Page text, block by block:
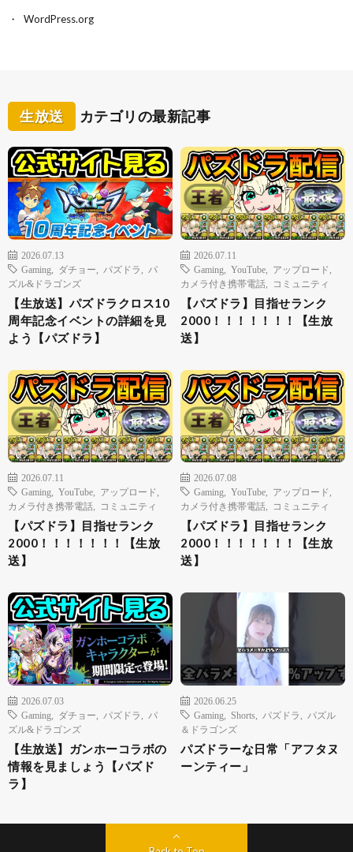
WordPress.org
生放送 カテゴリの最新記事
2026.07.13
Gaming
ダチョー パズドラ
パ
ズル&ドラゴンズ
【生放送】パズドラクロス10
周年記念イベントの詳細を見
よう【パズドラ】
2026.07.11
Gaming
YouTube アップロード
カメラ付き携帯電話
コミュニティ
【パズドラ】目指せランク
2000！！！！！！！【生放
送】
2026.07.11
Gaming
YouTube アップロード
カメラ付き携帯電話
コミュニティ
【パズドラ】目指せランク
2000！！！！！！！【生放
送】
2026.07.08
Gaming
YouTube アップロード
カメラ付き携帯電話
コミュニティ
【パズドラ】目指せランク
2000！！！！！！！【生放
送】
2026.07.03
Gaming
ダチョー パズドラ
パ
ズル&ドラゴンズ
【生放送】ガンホーコラボの
情報を見ましょう【パズド
ラ】
2026.06.25
Gaming
Shorts パズドラ
パズル
＆ドラゴンズ
パズドラーな日常「アフタヌ
ーンティー」